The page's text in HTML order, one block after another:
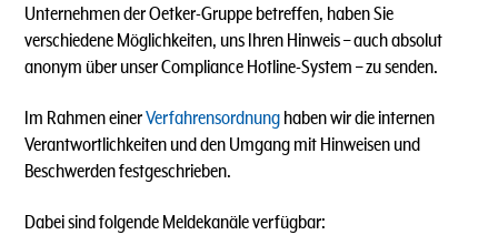
Unternehmen der Oetker-Gruppe betreffen, haben Sie
verschiedene Möglichkeiten, uns Ihren Hinweis – auch absolut
anonym über unser Compliance Hotline-System – zu senden.
Im Rahmen einerVerfahrensordnung haben wir die internen
Verantwortlichkeiten und den Umgang mit Hinweisen und
Beschwerden festgeschrieben.
Dabei sind folgende Meldekanäle verfügbar: